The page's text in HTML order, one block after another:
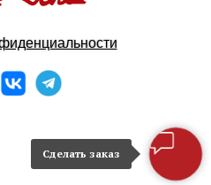
Сделать заказ